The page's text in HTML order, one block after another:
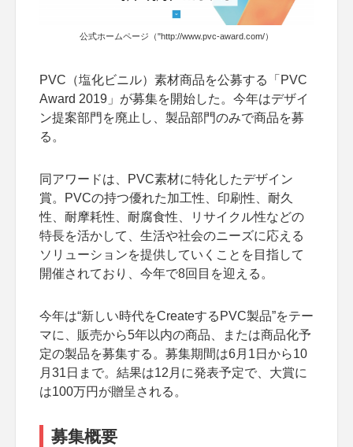
公式ホームページ（"http://www.pvc-award.com/）
PVC（塩化ビニル）素材商品を公募する「PVC
Award 2019」が募集を開始した。今年はデザイ
ン提案部門を廃止し、製品部門のみで商品を募
る。
同アワードは、PVC素材に特化したデザイン
賞。PVCの持つ優れた加工性、印刷性、耐久
性、耐摩耗性、耐腐食性、リサイクル性などの
特長を活かして、生活や社会のニーズに応える
ソリューションを提供していくことを目指して
開催されており、今年で8回目を迎える。
今年は“新しい時代をCreateするPVC製品”をテー
マに、販売から5年以内の商品、または商品化予
定の製品を募集する。募集期間は6月1日から10
月31日まで。結果は12月に発表予定で、大賞に
は100万円が贈呈される。
募集概要